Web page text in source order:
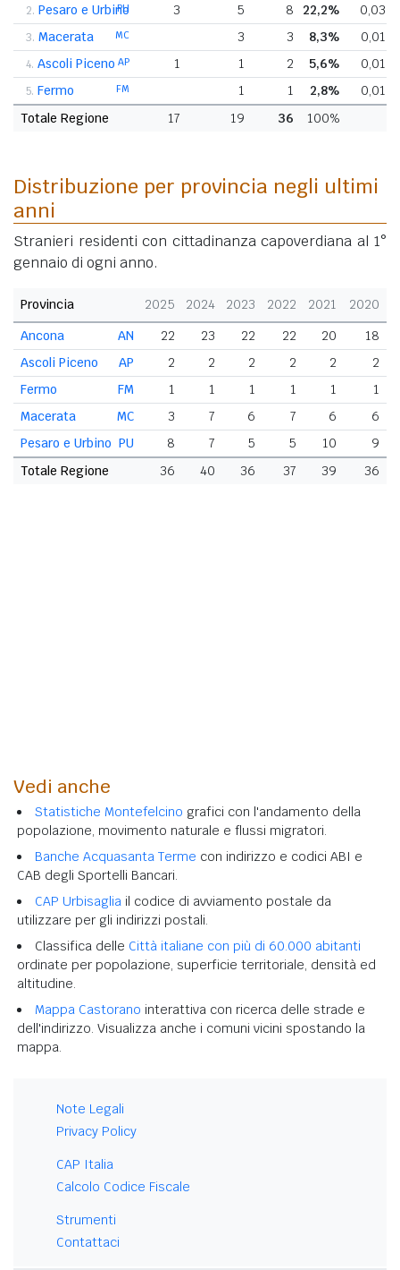
2. PU
Pesaro e Urbino 3 5 8 22,2% 0,03%
3. MC
Macerata 3 3 8,3% 0,01%
4. AP
Ascoli Piceno 1 1 2 5,6% 0,01%
5. FM
Fermo 1 1 2,8%
0,01%
Totale Regione
17 19 36 100%
Distribuzione per provincia negli ultimi
anni
Stranieri residenti con cittadinanza capoverdiana al 1°
gennaio di ogni anno.
Provincia 2025 2024 2023 2022 2021
2020
AN
Ancona 22 23 22 22 20
18
AP
Ascoli Piceno 2 2 2 2 2
2
FM
Fermo 1 1 1 1 1
1
MC
Macerata 3 7 6 7 6
6
PU
Pesaro e Urbino 8 7 5 5 10
9
Totale Regione
36 40 36 37 39 36
Vedi anche
Statistiche Montefelcino grafici con l'andamento della
popolazione, movimento naturale e flussi migratori.
Banche Acquasanta Terme con indirizzo e codici ABI e
CAB degli Sportelli Bancari.
CAP Urbisaglia il codice di avviamento postale da
utilizzare per gli indirizzi postali.
Classifica delle Città italiane con più di 60.000 abitanti
ordinate per popolazione, superficie territoriale, densità ed
altitudine.
Mappa Castorano interattiva con ricerca delle strade e
dell'indirizzo. Visualizza anche i comuni vicini spostando la
mappa.
Note Legali
Privacy Policy
CAP Italia
Calcolo Codice Fiscale
Strumenti
Contattaci